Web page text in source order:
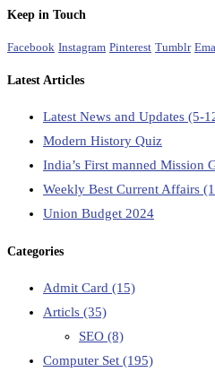
Keep in Touch
Facebook Instagram Pinterest Tumblr
Latest Articles
Latest News and Updates (5-
Modern History Quiz
India’s First manned Mission
Weekly Best Current Affairs
Union Budget 2024
Categories
Admit Card (15)
Articls (35)
SEO (8)
Computer Set (195)